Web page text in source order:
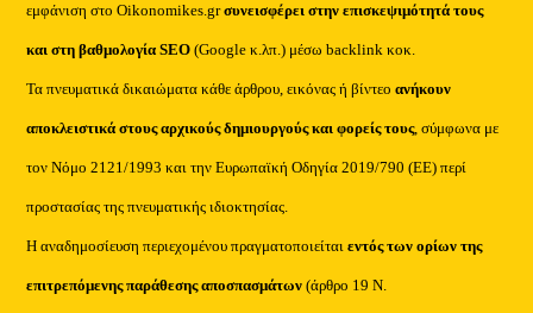
εμφάνιση στο Oikonomikes.grσυνεισφέρει στην επισκεψιμότητά τους
και στη βαθμολογία SEO (Google κ.λπ.) μέσω backlink κοκ.
Τα πνευματικά δικαιώματα κάθε άρθρου, εικόνας ή βίντεοανήκουν
αποκλειστικά στους αρχικούς δημιουργούς και φορείς τους, σύμφωνα με
τον Νόμο 2121/1993 και την Ευρωπαϊκή Οδηγία 2019/790 (ΕΕ) περί
προστασίας της πνευματικής ιδιοκτησίας.
Η αναδημοσίευση περιεχομένου πραγματοποιείταιεντός των ορίων της
επιτρεπόμενης παράθεσης αποσπασμάτων (άρθρο 19 Ν.